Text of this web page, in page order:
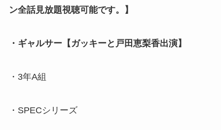
ン全話見放題視聴可能です。】
・ギャルサー【ガッキーと戸田恵梨香出演】
・3年A組
・SPECシリーズ